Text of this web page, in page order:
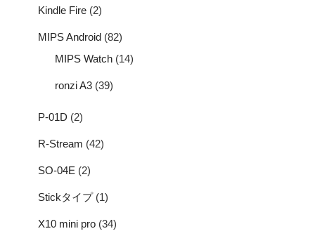
Kindle Fire (2)
MIPS Android (82)
MIPS Watch (14)
ronzi A3 (39)
P-01D (2)
R-Stream (42)
SO-04E (2)
Stickタイプ(1)
X10 mini pro (34)